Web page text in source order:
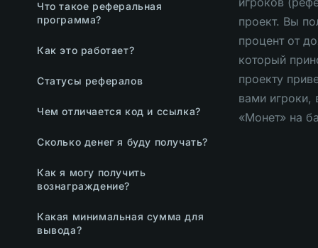
Что такое реферальная
программа?
Как это работает?
Статусы рефералов
Чем отличается код и ссылка?
Сколько денег я буду получать?
Как я могу получить
вознаграждение?
Какая минимальная сумма для
вывода?
проект. Вы
процент от
который
проекту
вами игроки,
«Монет» на